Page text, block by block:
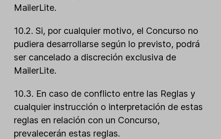
MailerLite.
10.2. Si, por cualquier motivo, el Concurso no
pudiera desarrollarse según lo previsto, podrá
ser cancelado a discreción exclusiva de
MailerLite.
10.3. En caso de conflicto entre las Reglas y
cualquier instrucción o interpretación de estas
reglas en relación con un Concurso,
prevalecerán estas reglas.